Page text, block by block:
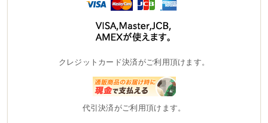
クレジットカード決済がご利用頂けます。
代引決済がご利用頂けます。